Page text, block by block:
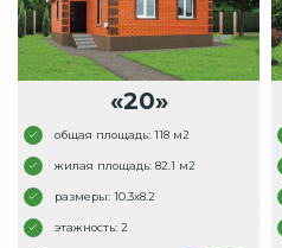
«20»
общая площадь: 118 м2
жилая площадь: 82.1 м2
размеры: 10.3x8.2
этажность: 2